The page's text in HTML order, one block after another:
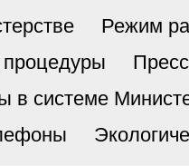
Режим
в системе